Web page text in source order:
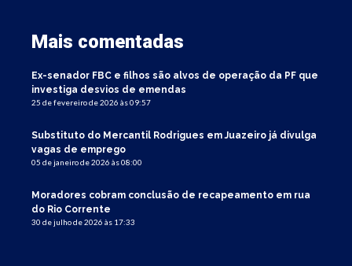
Mais comentadas
Ex-senador FBC e filhos são alvos de operação da PF que
investiga desvios de emendas
25 de fevereiro de 2026 às 09:57
Substituto do Mercantil Rodrigues em Juazeiro já divulga
vagas de emprego
05 de janeiro de 2026 às 08:00
Moradores cobram conclusão de recapeamento em rua
do Rio Corrente
30 de julho de 2026 às 17:33